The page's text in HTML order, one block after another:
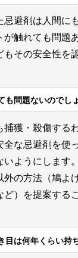
忌避剤は人間に
が触れても問題
もその安全性を
も問題ないのでし
捕獲・殺傷する
全な忌避剤を使
いようにします
外の方法（鳩よ
ど）を提案する
目は何年くらい持